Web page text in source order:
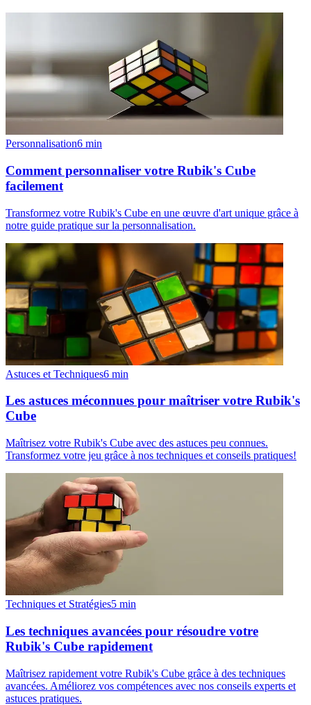
Personnalisation6 min
Comment personnaliser votre Rubik's Cube
facilement
Transformez votre Rubik's Cube en une œuvre d'art unique grâce à
notre guide pratique sur la personnalisation.
Astuces et Techniques6 min
Les astuces méconnues pour maîtriser votre Rubik's
Cube
Maîtrisez votre Rubik's Cube avec des astuces peu connues.
Transformez votre jeu grâce à nos techniques et conseils pratiques!
Techniques et Stratégies5 min
Les techniques avancées pour résoudre votre
Rubik's Cube rapidement
Maîtrisez rapidement votre Rubik's Cube grâce à des techniques
avancées. Améliorez vos compétences avec nos conseils experts et
astuces pratiques.